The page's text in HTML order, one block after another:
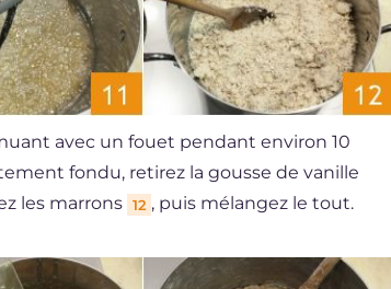
avec un fouet pendant environ 10
fondu, retirez la gousse de vanille
les marrons 12 , puis mélangez le tout.